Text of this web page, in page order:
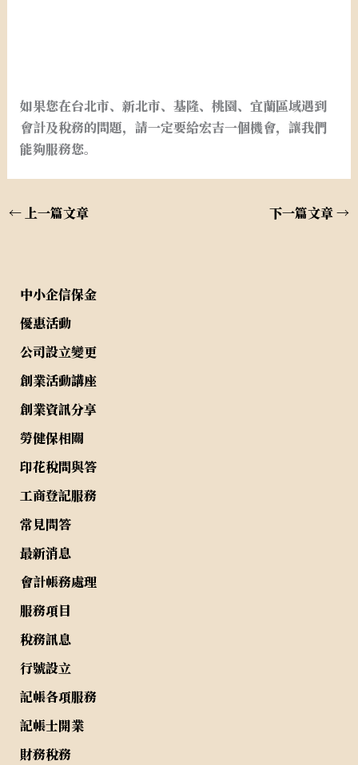
如果您在台北市、新北市、基隆、桃園、宜蘭區域遇到
會計及稅務的問題，請一定要給宏吉一個機會，讓我們
能夠服務您。
←上一篇文章 下一篇文章→
中小企信保金
優惠活動
公司設立變更
創業活動講座
創業資訊分享
勞健保相關
印花稅問與答
工商登記服務
常見問答
最新消息
會計帳務處理
服務項目
稅務訊息
行號設立
記帳各項服務
記帳士開業
財務稅務